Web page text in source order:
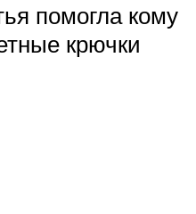
помогла кому
крючки